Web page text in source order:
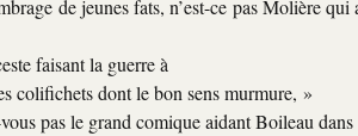
de jeunes fats, n’est-ce pas Molière
faisant la guerre à
colifichets dont le bon sens murmure, »
pas le grand comique aidant Boileau